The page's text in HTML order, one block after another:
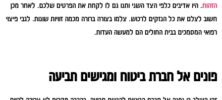
הזהות. היו אדיבים כלפי הצד השני ותנו גם לו לקחת את הפרטים שלכם. לאחר מכן
חשוב לצלם את כל הנזקים לרכוש. צלמו בצורה ברורה מכמה זוויות שונות. לגבי פיצוי
רפואי המסמכים בבית החולים הם למעשה העדות.
פונים אל חברת ביטוח ומגישים תביעה